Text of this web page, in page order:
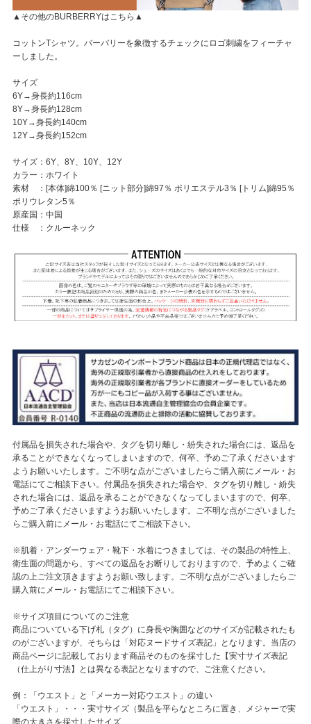
▲その他のBURBERRYはこちら▲
コットンTシャツ。バーバリーを象徴するチェックにロゴ刺繍をフィーチャ
ーしました。
サイズ
6Y→身長約116cm
8Y→身長約128cm
10Y→身長約140cm
12Y→身長約152cm
サイズ：6Y、8Y、10Y、12Y
カラー：ホワイト
素材 ：[本体]綿100％ [ニット部分]綿97％ ポリエステル3％ [トリム]綿95％
ポリウレタン5％
原産国：中国
仕様 ：クルーネック
付属品を損失された場合や、タグを切り離し・紛失された場合には、返品を
承ることができなくなってしまいますので、何卒、予めご了承くださいます
ようお願いいたします。ご不明な点がございましたらご購入前にメール・お
電話にてご相談下さい。付属品を損失された場合や、タグを切り離し・紛失
された場合には、返品を承ることができなくなってしまいますので、何卒、
予めご了承くださいますようお願いいたします。ご不明な点がございました
らご購入前にメール・お電話にてご相談下さい。
※肌着・アンダーウェア・靴下・水着につきましては、その製品の特性上、
衛生面の問題から、すべての返品をお断りしておりますので、予めよくご確
認の上ご注文頂きますようお願い致します。ご不明な点がございましたらご
購入前にメール・お電話にてご相談下さい。
※サイズ項目についてのご注意
商品についている下げ札（タグ）に身長や胸囲などのサイズが記載されたも
のがございますが、そちらは「対応ヌードサイズ表記」となります。当店の
商品ページに記載しております商品そのものを採寸した【実寸サイズ表記
（仕上がり寸法】とは異なる表記となりますので、ご注意ください。
例：「ウエスト」と「メーカー対応ウエスト」の違い
「ウエスト」・・・実寸サイズ（製品を平らなところに置き、メジャーで実
際の大きさを採寸したサイズ